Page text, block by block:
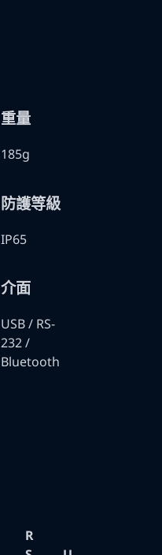
重量
185g
防護等級
IP65
介面
USB / RS-
232 /
Bluetooth
R